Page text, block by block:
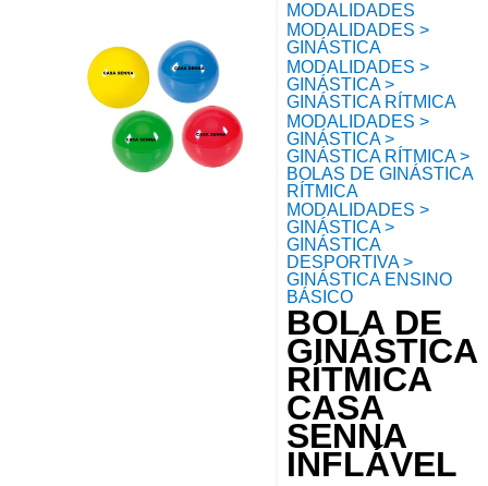
MODALIDADES
MODALIDADES >
GINÁSTICA
MODALIDADES >
GINÁSTICA >
GINÁSTICA RÍTMICA
MODALIDADES >
GINÁSTICA >
GINÁSTICA RÍTMICA >
BOLAS DE GINÁSTICA
RÍTMICA
MODALIDADES >
GINÁSTICA >
GINÁSTICA
DESPORTIVA >
GINÁSTICA ENSINO
BÁSICO
BOLA DE
GINÁSTICA
RÍTMICA
CASA
SENNA
INFLÁVEL